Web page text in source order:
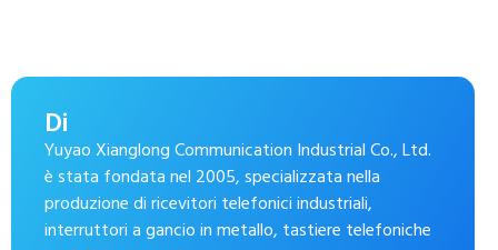
Di
Yuyao Xianglong Communication Industrial Co., Ltd.
è stata fondata nel 2005, specializzata nella
produzione di ricevitori telefonici industriali,
interruttori a gancio in metallo, tastiere telefoniche